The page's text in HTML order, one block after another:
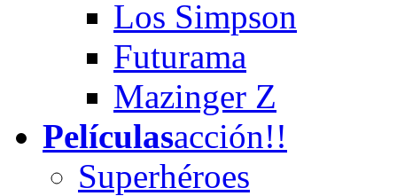
Los Simpson
Futurama
Mazinger Z
Películasacción!!
Superhéroes